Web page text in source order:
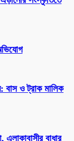
বাস ও ট্রাক মালিক
বাধার